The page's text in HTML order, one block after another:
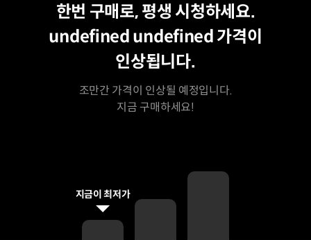
한번 구매로, 평생 시청하세요.
undefined undefined 가격이
인상됩니다.
조만간 가격이 인상될 예정입니다.
지금 구매하세요!
지금이 최저가